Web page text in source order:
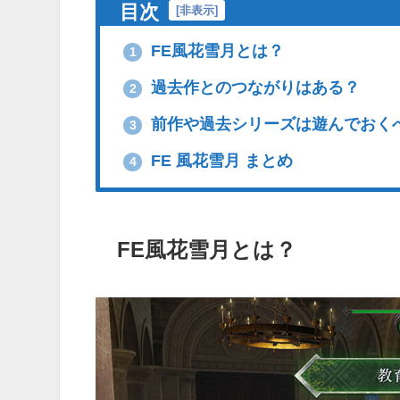
目次 [非表示]
1 FE風花雪月とは？
2 過去作とのつながりはある？
3 前作や過去シリーズは遊んでおく
4 FE 風花雪月 まとめ
FE風花雪月とは？